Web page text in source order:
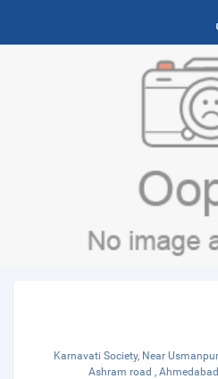
1/2 Karnavati Society, Near
Ashram road ,